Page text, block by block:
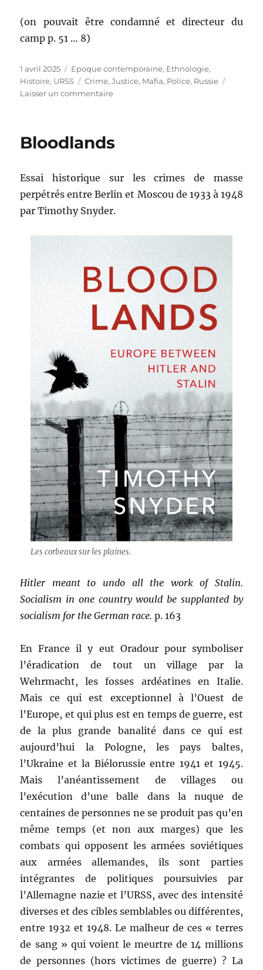
(on pouvait être condamné et directeur du
camp p. 51 … 8)
Publié
le
1 avril 2025 Catégories
Epoque contemporaine, Ethnologie,
Histoire, URSS Étiquettes
Crime,Justice, Mafia, Police, Russie
Laisser un commentaire
Bloodlands
Essai historique sur les crimes de masse
perpétrés entre Berlin et Moscou de 1933 à 1948
par Timothy Snyder.
Les corbeaux sur les plaines.
Hitler meant to undo all the work of Stalin.
Socialism in one country would be supplanted by
socialism for the German race.p. 163
En France il y eut Oradour pour symboliser
l’éradication de tout un village par la
Wehrmacht, les fosses ardéatines en Italie.
Mais ce qui est exceptionnel à l’Ouest de
l’Europe, et qui plus est en temps de guerre, est
de la plus grande banalité dans ce qui est
aujourd’hui la Pologne, les pays baltes,
l’Ukraine et la Biélorussie entre 1941 et 1945.
Mais l’anéantissement de villages ou
l’exécution d’une balle dans la nuque de
centaines de personnes ne se produit pas qu’en
même temps (et non aux marges) que les
combats qui opposent les armées soviétiques
aux armées allemandes, ils sont parties
intégrantes de politiques poursuivies par
l’Allemagne nazie et l’URSS, avec des intensité
diverses et des cibles semblables ou différentes,
entre 1932 et 1948. Le malheur de ces « terres
de sang » qui voient le meurtre de 14 millions
de personnes (hors victimes de guerre) ? La